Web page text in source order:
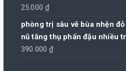
25.000₫
phòng trị sâu vẽ bùa nhện
nũ tăng thụ phấn đậu nhiều
390.000₫